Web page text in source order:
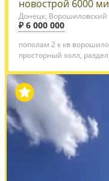
новострой 6000
Донецк, Ворошиловский
₽ 6 000 000
пополам 2 к кв
просторный холл,